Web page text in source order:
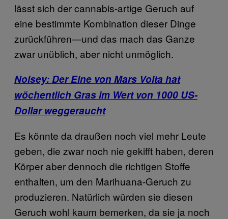
lässt sich der cannabis-artige Geruch auf
eine bestimmte Kombination dieser Dinge
zurückführen—und das mach das Ganze
zwar unüblich, aber nicht unmöglich.
Noisey: Der Eine von Mars Volta hat
wöchentlich Gras im Wert von 1000 US-
Dollar weggeraucht
Es könnte da draußen noch viel mehr Leute
geben, die zwar noch nie gekifft haben, deren
Körper aber dennoch die richtigen Stoffe
enthalten, um den Marihuana-Geruch zu
produzieren. Natürlich würden sie diesen
Geruch wohl kaum bemerken, da sie ja noch